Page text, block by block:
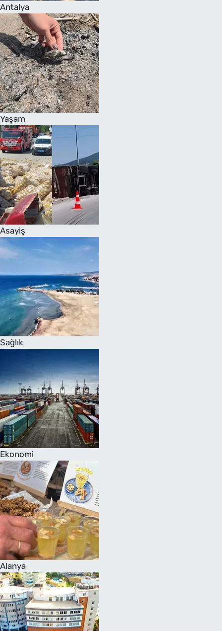
Antalya
Yaşam
Asayiş
Sağlık
Ekonomi
Alanya